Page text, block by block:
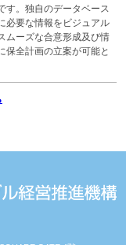
す。独自のデータベース
必要な情報をビジュアル
ムーズな合意形成及び情
保全計画の立案が可能と